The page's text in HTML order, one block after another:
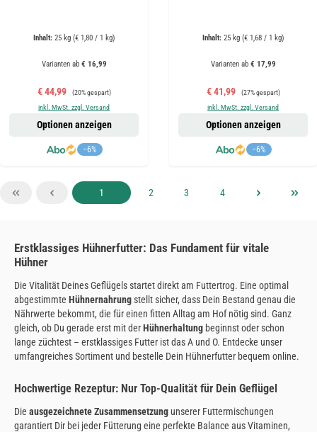
Inhalt: 25 kg (€ 1,80 / 1 kg)
Varianten ab€ 16,99
Verkaufspreis:
€ 44,99 Regulärer Preis:
(20% gespart)
inkl. MwSt. zzgl. Versand
−6%
Optionen anzeigen
Inhalt: 25 kg (€ 1,68 / 1 kg)
Varianten ab€ 17,99
Verkaufspreis:
€ 41,99 Regulärer Preis:
(27% gespart)
inkl. MwSt. zzgl. Versand
−6%
Optionen anzeigen
Seite
1 Seite
2 Seite
3 Seite
4
Erstklassiges Hühnerfutter: Das Fundament für vitale
Hühner
Die Vitalität Deines Geflügels startet direkt am Futtertrog. Eine optimal
abgestimmte Hühnernahrungstellt sicher, dass Dein Bestand genau die
Nährwerte bekommt, die für einen fitten Alltag am Hof nötig sind. Ganz
gleich, ob Du gerade erst mit derHühnerhaltung beginnst oder schon
lange züchtest – erstklassiges Futter ist das A und O. Entdecke unser
umfangreiches Sortiment und bestelle Dein Hühnerfutter bequem online.
Hochwertige Rezeptur: Nur Top-Qualität für Dein Geflügel
Die ausgezeichnete Zusammensetzung unserer Futtermischungen
garantiert Dir bei jeder Fütterung eine perfekte Balance aus Vitaminen,